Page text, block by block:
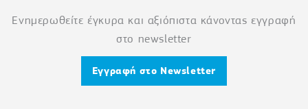
Ενημερωθείτε έγκυρα και αξιόπιστα κάνοντας εγγραφή
στο newsletter
Εγγραφή στο Newsletter